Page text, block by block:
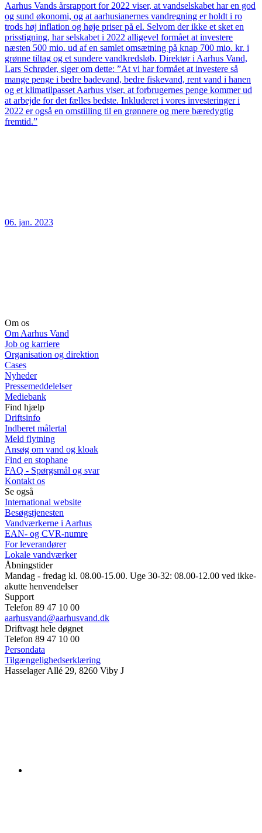
Aarhus Vands årsrapport for 2022 viser, at vandselskabet har en god
og sund økonomi, og at aarhusianernes vandregning er holdt i ro
trods høj inflation og høje priser på el. Selvom der ikke et sket en
prisstigning, har selskabet i 2022 alligevel formået at investere
næsten 500 mio. ud af en samlet omsætning på knap 700 mio. kr. i
grønne tiltag og et sundere vandkredsløb. Direktør i Aarhus Vand,
Lars Schrøder, siger om dette: ”At vi har formået at investere så
mange penge i bedre badevand, bedre fiskevand, rent vand i hanen
og et klimatilpasset Aarhus viser, at forbrugernes penge kommer ud
at arbejde for det fælles bedste. Inkluderet i vores investeringer i
2022 er også en omstilling til en grønnere og mere bæredygtig
fremtid.”
06. jan. 2023
Om os
Om Aarhus Vand
Job og karriere
Organisation og direktion
Cases
Nyheder
Pressemeddelelser
Mediebank
Find hjælp
Driftsinfo
Indberet målertal
Meld flytning
Ansøg om vand og kloak
Find en stophane
FAQ - Spørgsmål og svar
Kontakt os
Se også
International website
Besøgstjenesten
Vandværkerne i Aarhus
EAN- og CVR-numre
For leverandører
Lokale vandværker
Åbningstider
Mandag - fredag kl. 08.00-15.00. Uge 30-32: 08.00-12.00 ved ikke-
akutte henvendelser
Support
Telefon 89 47 10 00
aarhusvand@aarhusvand.dk
Driftvagt hele døgnet
Telefon 89 47 10 00
Persondata
Tilgængelighedserklæring
Hasselager Allé 29, 8260 Viby J